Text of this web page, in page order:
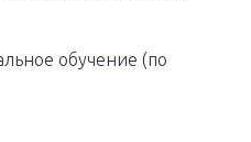
обучение (по